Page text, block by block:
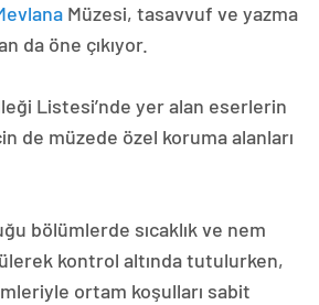
Müzesi, tasavvuf ve yazma
da öne çıkıyor.
Listesi’nde yer alan eserlerin
de müzede özel koruma alanları
bölümlerde sıcaklık ve nem
kontrol altında tutulurken,
ortam koşulları sabit